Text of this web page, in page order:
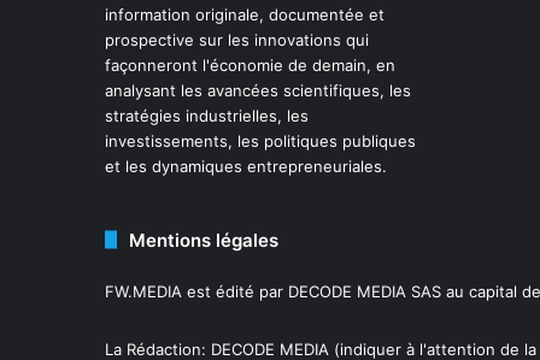
information originale, documentée et
prospective sur les innovations qui
façonneront l'économie de demain, en
analysant les avancées scientifiques, les
stratégies industrielles, les
investissements, les politiques publiques
et les dynamiques entrepreneuriales.
Mentions légales
FW.MEDIA est édité par DECODE MEDIA SAS au capital
La Rédaction: DECODE MEDIA (indiquer à l'attention de